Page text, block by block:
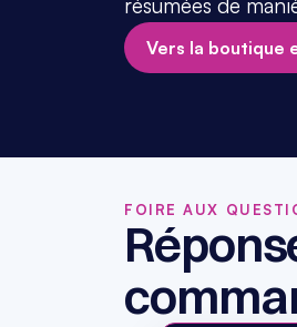
résumées de
Vers la boutique
FOIRE AUX